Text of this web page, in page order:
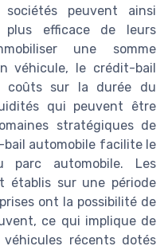
sociétés peuvent ainsi
plus efficace de leurs
une somme
véhicule, le crédit-bail
coûts sur la durée du
qui peuvent être
stratégiques de
automobile facilite le
parc automobile. Les
établis sur une période
ont la possibilité de
ce qui implique de
véhicules récents dotés